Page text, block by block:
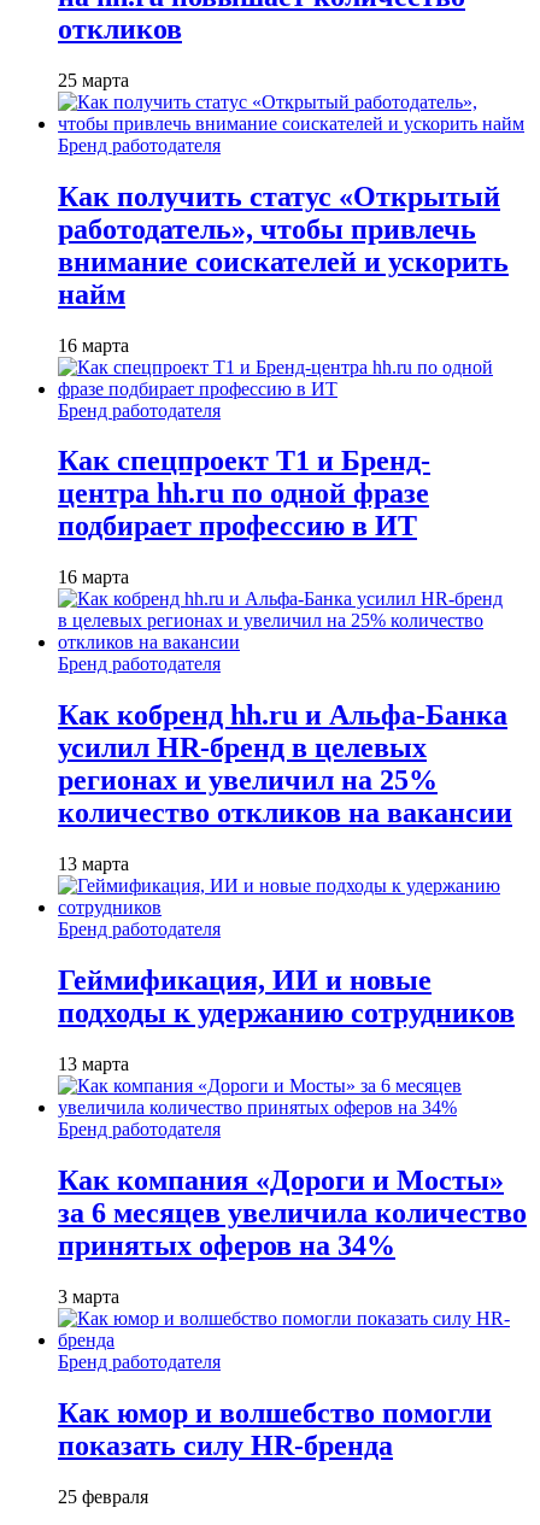
откликов
25 марта
Бренд работодателя
Как получить статус «Открытый
работодатель», чтобы привлечь
внимание соискателей и ускорить
найм
16 марта
Бренд работодателя
Как спецпроект T1 и Бренд-
центра hh.ru по одной фразе
подбирает профессию в ИТ
16 марта
Бренд работодателя
Как кобренд hh.ru и Альфа-Банка
усилил HR-бренд в целевых
регионах и увеличил на 25%
количество откликов на вакансии
13 марта
Бренд работодателя
Геймификация, ИИ и новые
подходы к удержанию сотрудников
13 марта
Бренд работодателя
Как компания «Дороги и Мосты»
за 6 месяцев увеличила количество
принятых оферов на 34%
3 марта
Бренд работодателя
Как юмор и волшебство помогли
показать силу HR-бренда
25 февраля